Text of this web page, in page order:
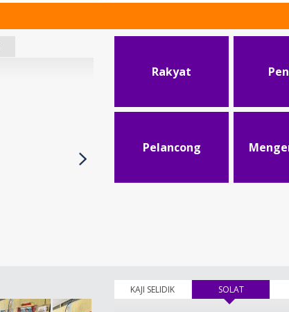
Rakyat
Pelancong
KAJI SELIDIK SOLAT(tab aktif)